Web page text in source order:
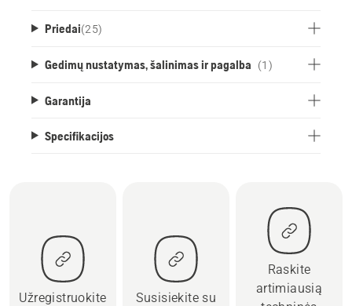
Priedai(25)
Gedimų nustatymas, šalinimas ir pagalba (1)
Garantija
Specifikacijos
Užregistruokite
Susisiekite su
Raskite
artimiausią